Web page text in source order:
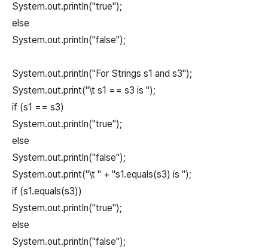
System.out.println("true");
else
System.out.println("false");
System.out.println("For Strings s1 and s3");
System.out.print("\t s1 == s3 is ");
if (s1 == s3)
System.out.println("true");
else
System.out.println("false");
System.out.print("\t " + "s1.equals(s3) is ");
if (s1.equals(s3))
System.out.println("true");
else
System.out.println("false");